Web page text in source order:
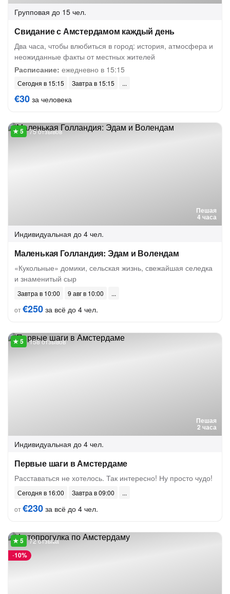
Групповая до 15 чел.
Свидание с Амстердамом каждый день
Два часа, чтобы влюбиться в город: история, атмосфера и
неожиданные факты от местных жителей
Расписание: ежедневно в 15:15
Сегодня в 15:15 Завтра в 15:15
€30 за человека
Пешая
4 часа
75 отзывов
Индивидуальная до 4 чел.
Маленькая Голландия: Эдам и Волендам
«Кукольные» домики, сельская жизнь, свежайшая селедка
и знаменитый сыр
Завтра в 10:00
9 авг в 10:00
от€250 за всё до 4 чел.
Пешая
2 часа
158 отзывов
Индивидуальная до 4 чел.
Первые шаги в Амстердаме
Расставаться не хотелось. Так интересно! Ну просто чудо!
Сегодня в 16:00
Завтра в 09:00
от€230 за всё до 4 чел.
-10%
72 отзыва